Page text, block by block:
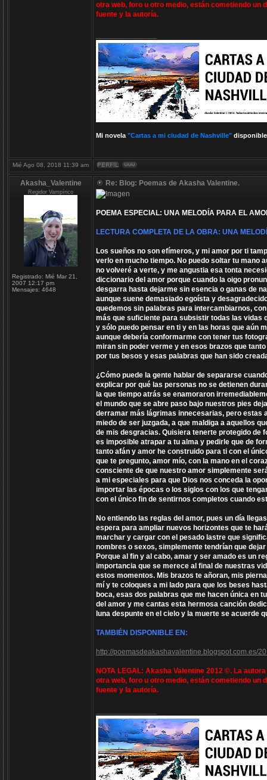
otra web, foro u otro medio, están cometiendo un
fuente y la autoría.
Mi novela "Cartas a mi ciudad de Nashville" disponible
Mié Ago 08, 2018 11:39 am
Akasha_Valentine
Regidor Vampírico
Registrado: Mié Mar 21,
2007 12:17 pm
Mensajes: 4648
Re: Blog: Poemas de Akasha Valentine.
POEMA ESPECIAL: UNA MELODÍA PARA EL
LECTURA COMPLETA DE LA OBRA: UNA
Los sueños no son efímeros, y mi amor por ti
verlo en mucho tiempo. No puedo soltar tu mano
no volveré a verte, y me angustia esa tonta
diccionario del amor porque cuando la oigo
desgarra hasta dejarme sin esencia o ganas de
aunque suene demasiado egoísta y
quedemos sin palabras para intercambiarnos,
más que suficiente para subsistir todas las vidas
y sólo puedo pensar en ti y en las horas que aún
aunque debería conformarme con tener tus
miran sin poder verme y en esos brazos que
por tus besos y esas palabras que han sido
¿Cómo puede la gente hablar de separarse
explicar por qué las personas no se detienen
la que tiempo atrás se enamoraron
el mundo que se abre paso bajo nuestros pies
derramar más lágrimas innecesarias, pero estas
miedo de ser juzgada, a que maldiga a aquellos
de mis desgracias. Quisiera tenerte protegido de
es imposible atrapar a tu alma y pedirle que de
tanto afán y amor he construido para ti con el
que te pregunto, amor mío, con la mano en el
consciente de que nuestro amor simplemente
a mi especiales para que Dios nos conceda la
importar las épocas o los siglos con los que
con el único fin de sentirnos completos cuando
No entiendo las reglas del amor, pues un día
espera para ampliar nuevos horizontes que te
marchar y cargar con el pesado lastre que
nombres o sexos, simplemente tendrían que
Porque al fin y al cabo, amar y ser amado es un
importancia que se merece al final de nuestras
estos momentos. Mis brazos te añoran, mis
mí y te coloques a mi lado para que los beses
boca, esas dos palabras que me hacen única en
del amor y me cantas esta hermosa canción
luna despunte en el cielo y la muerte se acuerde
TAMBIÉN DISPONIBLE EN:
http://poemasdeakashavalentine.blogspot.com.es/
NOTA LEGAL: Akasha Valentine 2012 ©. La
otra web, foro u otro medio, están cometiendo un
fuente y la autoría.